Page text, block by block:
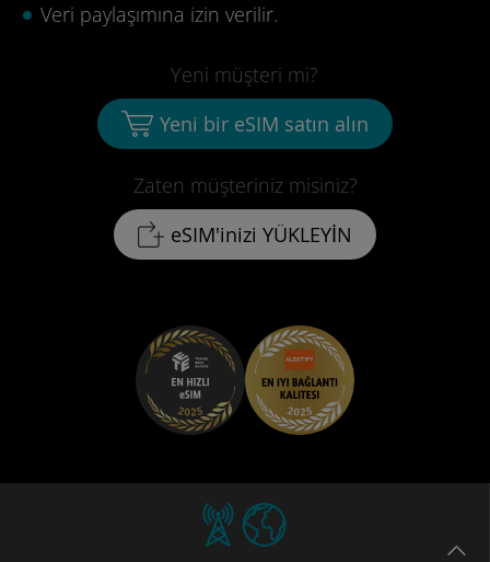
Veri paylaşımına izin verilir.
Zaten müşteriniz misiniz?
eSIM'inizi YÜKLEYİN
Yeni müşteri mi?
Yeni bir eSIM satın alın